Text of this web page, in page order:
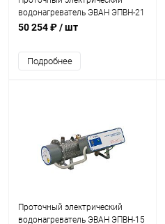
водонагреватель ЭВАН ЭПВН-21
50 254 ₽/ шт
Подробнее
Проточный электрический
водонагреватель ЭВАН ЭПВН-15